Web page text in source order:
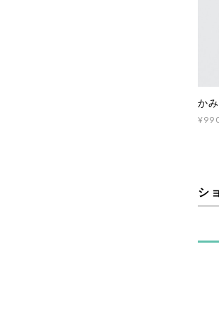
か
シ